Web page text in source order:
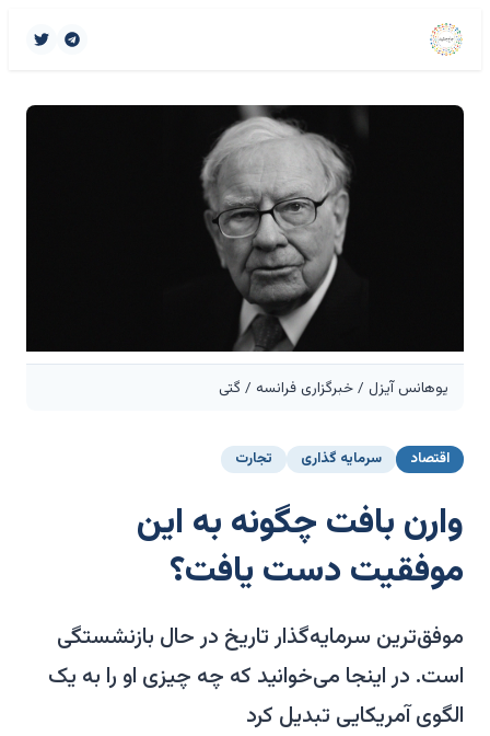
یوهانس آیزل / خبرگزاری فرانسه / گتی
اقتصاد سرمایه گذاری تجارت
وارن بافت چگونه به این
موفقیت دست یافت؟
موفق‌ترین سرمایه‌گذار تاریخ در حال بازنشستگی
است. در اینجا می‌خوانید که چه چیزی او را به یک
الگوی آمریکایی تبدیل کرد